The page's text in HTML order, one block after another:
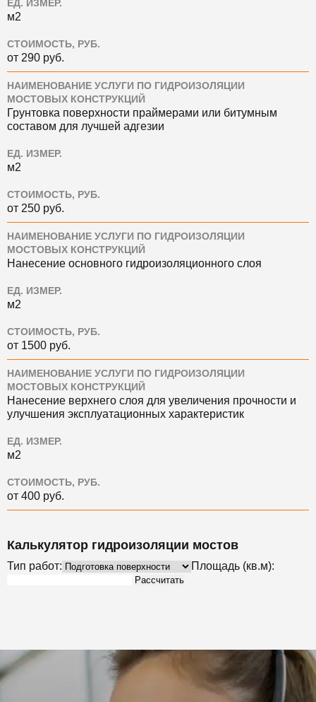
ЕД. ИЗМЕР.
м2
СТОИМОСТЬ, РУБ.
от 290 руб.
НАИМЕНОВАНИЕ УСЛУГИ ПО ГИДРОИЗОЛЯЦИИ
МОСТОВЫХ КОНСТРУКЦИЙ
Грунтовка поверхности праймерами или битумным
составом для лучшей адгезии
ЕД. ИЗМЕР.
м2
СТОИМОСТЬ, РУБ.
от 250 руб.
НАИМЕНОВАНИЕ УСЛУГИ ПО ГИДРОИЗОЛЯЦИИ
МОСТОВЫХ КОНСТРУКЦИЙ
Нанесение основного гидроизоляционного слоя
ЕД. ИЗМЕР.
м2
СТОИМОСТЬ, РУБ.
от 1500 руб.
НАИМЕНОВАНИЕ УСЛУГИ ПО ГИДРОИЗОЛЯЦИИ
МОСТОВЫХ КОНСТРУКЦИЙ
Нанесение верхнего слоя для увеличения прочности и
улучшения эксплуатационных характеристик
ЕД. ИЗМЕР.
м2
СТОИМОСТЬ, РУБ.
от 400 руб.
Калькулятор гидроизоляции мостов
Тип работ: Площадь (кв.м):
Рассчитать